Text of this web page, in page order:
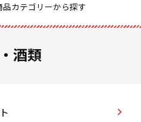
品カテゴリーから探す
酒類